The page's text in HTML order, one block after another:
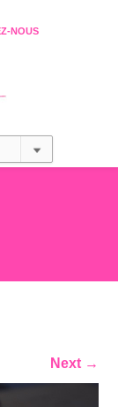
NOUS
Next →